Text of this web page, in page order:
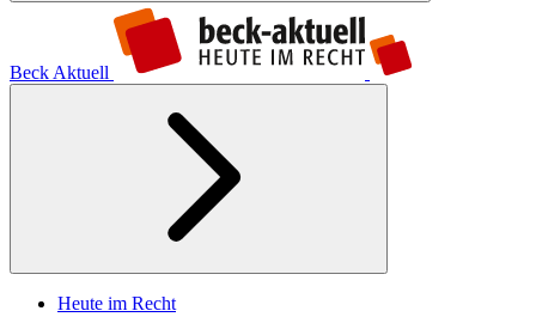
Beck Aktuell
Heute im Recht